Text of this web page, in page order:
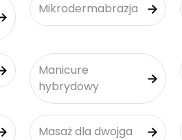
Mikrodermabrazja
Manicure
hybrydowy
Masaż dla dwojga